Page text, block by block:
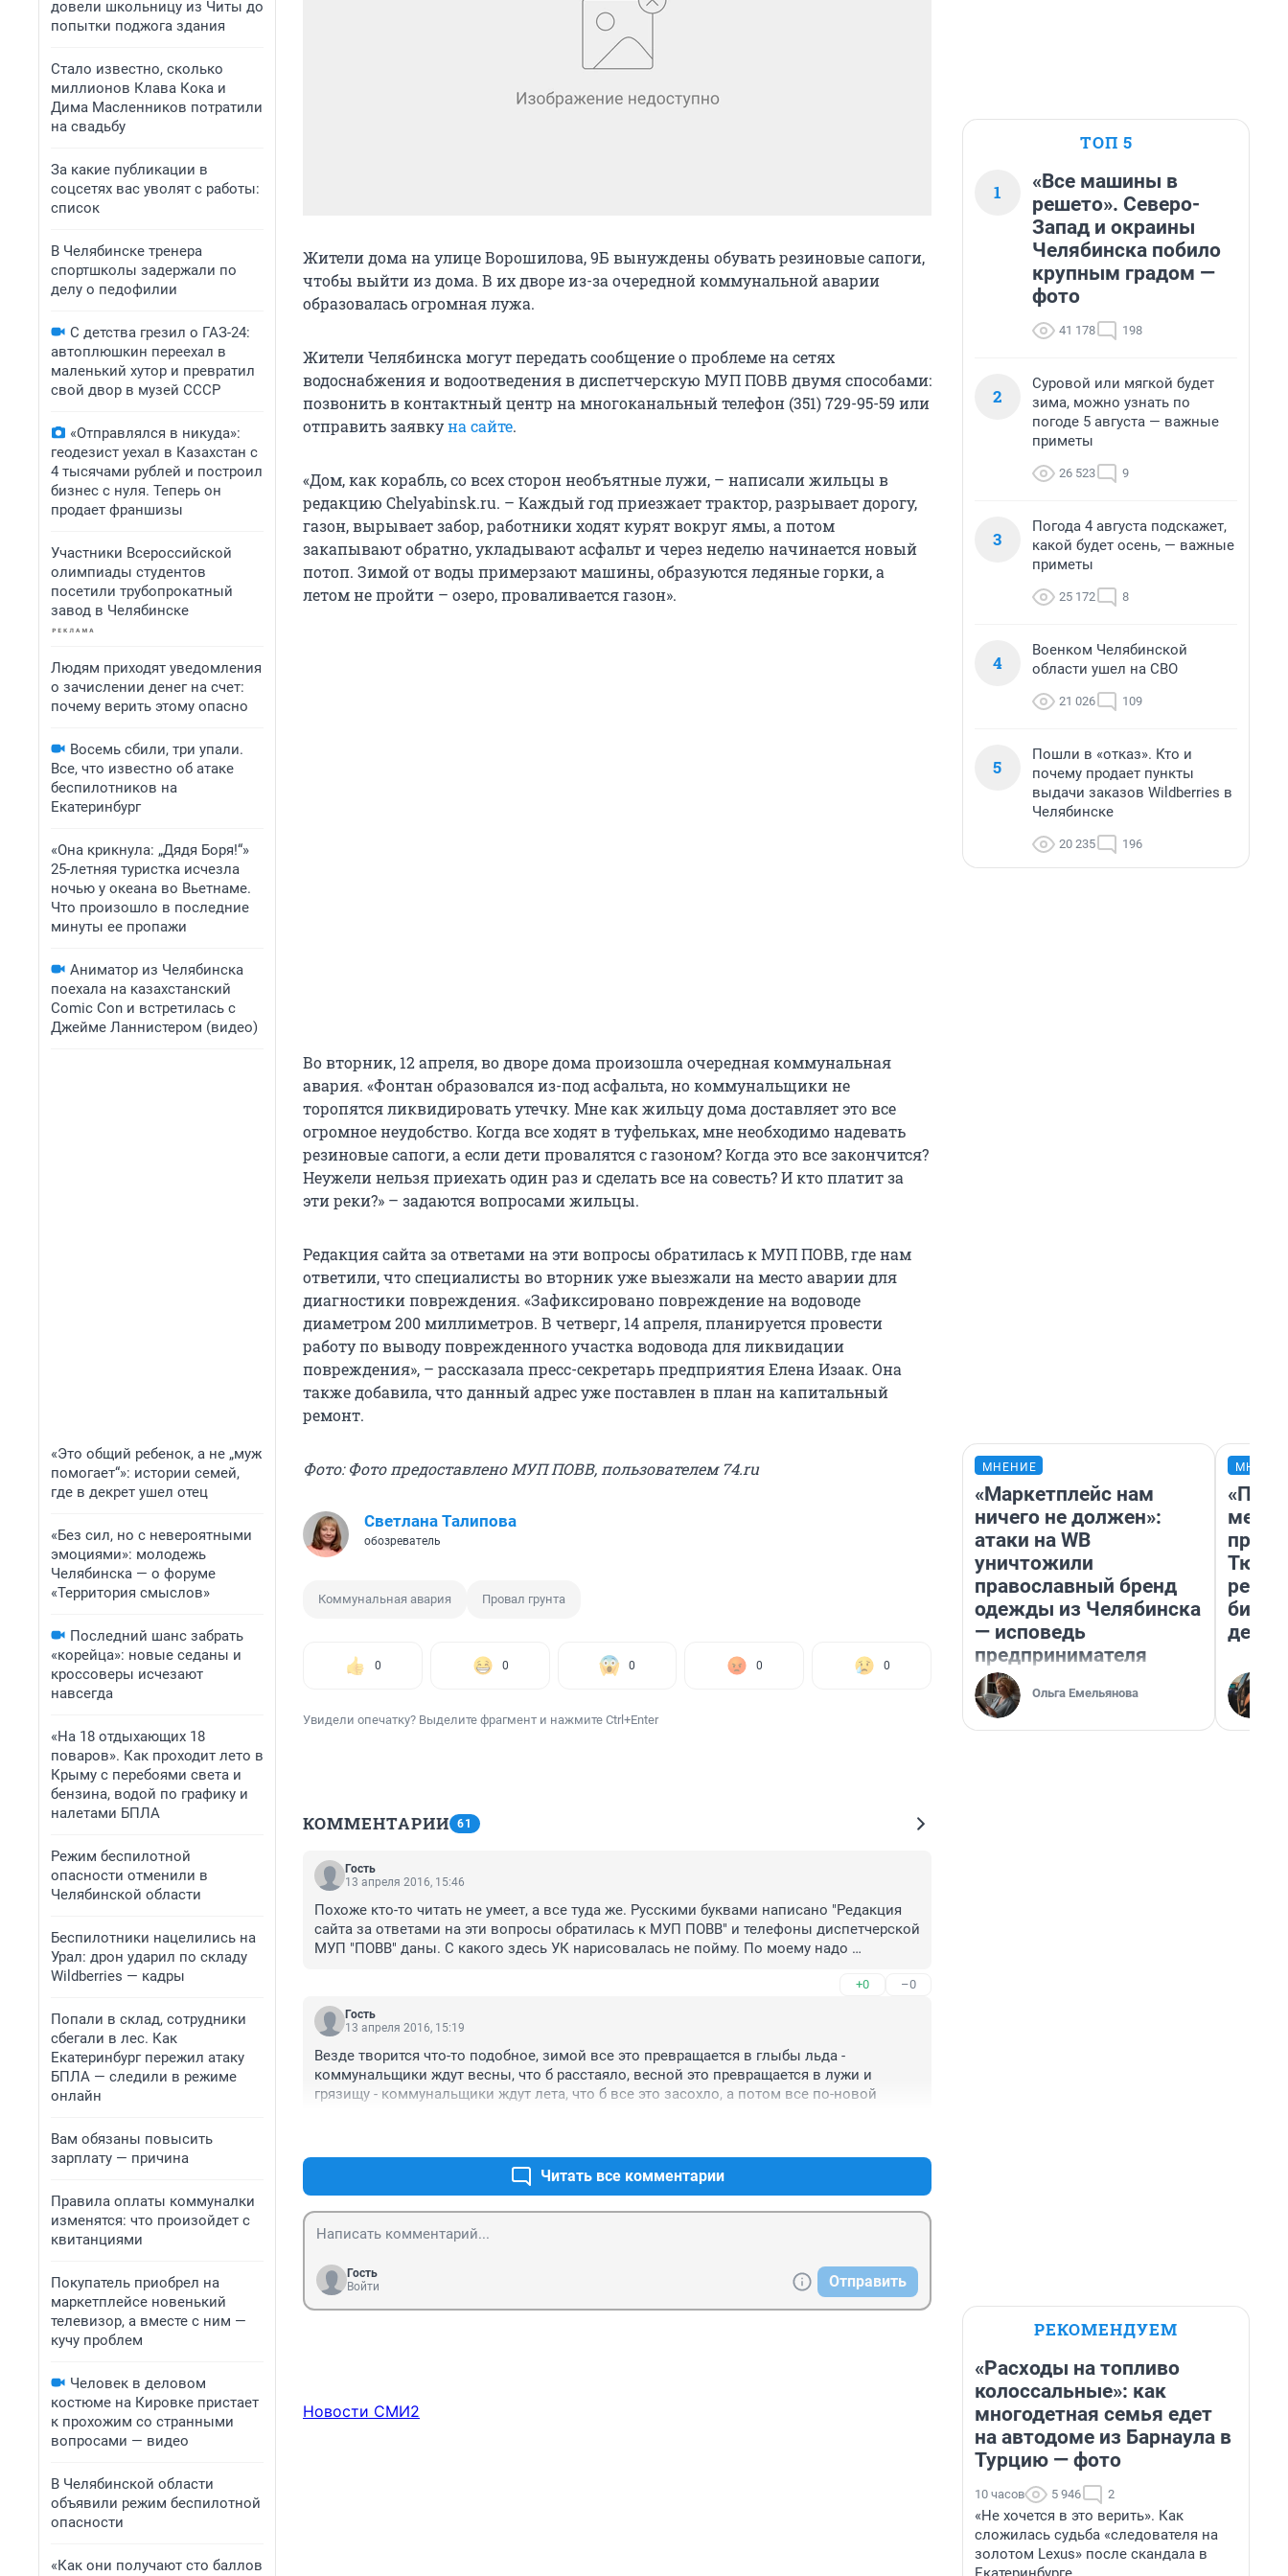
довели школьницу из Читы до
попытки поджога здания
Стало известно, сколько
миллионов Клава Кока и
Дима Масленников потратили
на свадьбу
За какие публикации в
соцсетях вас уволят с работы:
список
В Челябинске тренера
спортшколы задержали по
делу о педофилии
С детства грезил о ГАЗ-24:
автоплюшкин переехал в
маленький хутор и превратил
свой двор в музей СССР
«Отправлялся в никуда»:
геодезист уехал в Казахстан с
4 тысячами рублей и построил
бизнес с нуля. Теперь он
продает франшизы
Участники Всероссийской
олимпиады студентов
посетили трубопрокатный
завод в Челябинске
Людям приходят уведомления
о зачислении денег на счет:
почему верить этому опасно
Восемь сбили, три упали.
Все, что известно об атаке
беспилотников на
Екатеринбург
«Она крикнула: „Дядя Боря!“»
25-летняя туристка исчезла
ночью у океана во Вьетнаме.
Что произошло в последние
минуты ее пропажи
Аниматор из Челябинска
поехала на казахстанский
Comic Con и встретилась с
Джейме Ланнистером (видео)
«Это общий ребенок, а не „муж
помогает“»: истории семей,
где в декрет ушел отец
«Без сил, но с невероятными
эмоциями»: молодежь
Челябинска — о форуме
«Территория смыслов»
Последний шанс забрать
«корейца»: новые седаны и
кроссоверы исчезают
навсегда
«На 18 отдыхающих 18
поваров». Как проходит лето в
Крыму с перебоями света и
бензина, водой по графику и
налетами БПЛА
Режим беспилотной
опасности отменили в
Челябинской области
Беспилотники нацелились на
Урал: дрон ударил по складу
Wildberries — кадры
Попали в склад, сотрудники
сбегали в лес. Как
Екатеринбург пережил атаку
БПЛА — следили в режиме
онлайн
Вам обязаны повысить
зарплату — причина
Правила оплаты коммуналки
изменятся: что произойдет с
квитанциями
Покупатель приобрел на
маркетплейсе новенький
телевизор, а вместе с ним —
кучу проблем
Человек в деловом
костюме на Кировке пристает
к прохожим со странными
вопросами — видео
В Челябинской области
объявили режим беспилотной
опасности
«Как они получают сто баллов
Жители дома на улице Ворошилова, 9Б вынуждены обувать резиновые сапоги,
чтобы выйти из дома. В их дворе из-за очередной коммунальной аварии
образовалась огромная лужа.
Жители Челябинска могут передать сообщение о проблеме на сетях
водоснабжения и водоотведения в диспетчерскую МУП ПОВВ двумя способами:
позвонить в контактный центр на многоканальный телефон (351) 729-95-59 или
отправить заявкуна сайте.
«Дом, как корабль, со всех сторон необъятные лужи, – написали жильцы в
редакцию Chelyabinsk.ru. – Каждый год приезжает трактор, разрывает дорогу,
газон, вырывает забор, работники ходят курят вокруг ямы, а потом
закапывают обратно, укладывают асфальт и через неделю начинается новый
потоп. Зимой от воды примерзают машины, образуются ледяные горки, а
летом не пройти – озеро, проваливается газон».
Во вторник, 12 апреля, во дворе дома произошла очередная коммунальная
авария. «Фонтан образовался из-под асфальта, но коммунальщики не
торопятся ликвидировать утечку. Мне как жильцу дома доставляет это все
огромное неудобство. Когда все ходят в туфельках, мне необходимо надевать
резиновые сапоги, а если дети провалятся с газоном? Когда это все закончится?
Неужели нельзя приехать один раз и сделать все на совесть? И кто платит за
эти реки?» – задаются вопросами жильцы.
Редакция сайта за ответами на эти вопросы обратилась к МУП ПОВВ, где нам
ответили, что специалисты во вторник уже выезжали на место аварии для
диагностики повреждения. «Зафиксировано повреждение на водоводе
диаметром 200 миллиметров. В четверг, 14 апреля, планируется провести
работу по выводу поврежденного участка водовода для ликвидации
повреждения», – рассказала пресс-секретарь предприятия Елена Изаак. Она
также добавила, что данный адрес уже поставлен в план на капитальный
ремонт.
Фото: Фото предоставлено МУП ПОВВ, пользователем 74.ru
Светлана Талипова
обозреватель
Коммунальная авария Провал грунта
0 0 0 0 0
Увидели опечатку? Выделите фрагмент и нажмите Ctrl+Enter
КОММЕНТАРИИ 61
Гость
13 апреля 2016, 15:46
Похоже кто-то читать не умеет, а все туда же. Русскими буквами написано "Редакция
сайта за ответами на эти вопросы обратилась к МУП ПОВВ" и телефоны диспетчерской
МУП "ПОВВ" даны. С какого здесь УК нарисовалась не пойму. По моему надо
+0 –0
Гость
13 апреля 2016, 15:19
Везде творится что-то подобное, зимой все это превращается в глыбы льда -
коммунальщики ждут весны, что б расстаяло, весной это превращается в лужи и
грязищу - коммунальщики ждут лета, что б все это засохло, а потом все по-новой
Читать все комментарии
Гость
Войти
Отправить
Новости СМИ2
ТОП 5
1
«Все машины в
решето». Северо-
Запад и окраины
Челябинска побило
крупным градом —
фото
41 178 198
2
Суровой или мягкой будет
зима, можно узнать по
погоде 5 августа — важные
приметы
26 523 9
3
Погода 4 августа подскажет,
какой будет осень, — важные
приметы
25 172 8
4
Военком Челябинской
области ушел на СВО
21 026 109
5
Пошли в «отказ». Кто и
почему продает пункты
выдачи заказов Wildberries в
Челябинске
20 235 196
МНЕНИЕ
«Маркетплейс нам
ничего не должен»:
атаки на WB
уничтожили
православный бренд
одежды из Челябинска
— исповедь
предпринимателя
Ольга Емельянова
РЕКОМЕНДУЕМ
«Расходы на топливо
колоссальные»: как
многодетная семья едет
на автодоме из Барнаула в
Турцию — фото
10 часов 5 946 2
«Не хочется в это верить». Как
сложилась судьба «следователя на
золотом Lexus» после скандала в